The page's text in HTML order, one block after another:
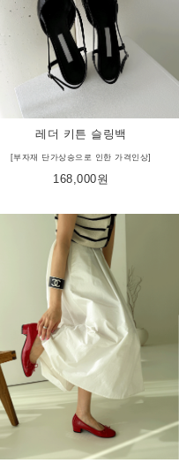
레더 키튼 슬링백
[부자재 단가상승으로 인한 가격인상]
168,000원